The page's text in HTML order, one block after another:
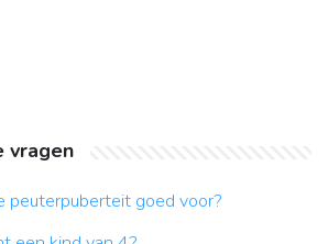
vragen
peuterpuberteit goed voor?